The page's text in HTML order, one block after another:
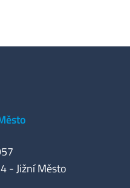
- Jižní Město